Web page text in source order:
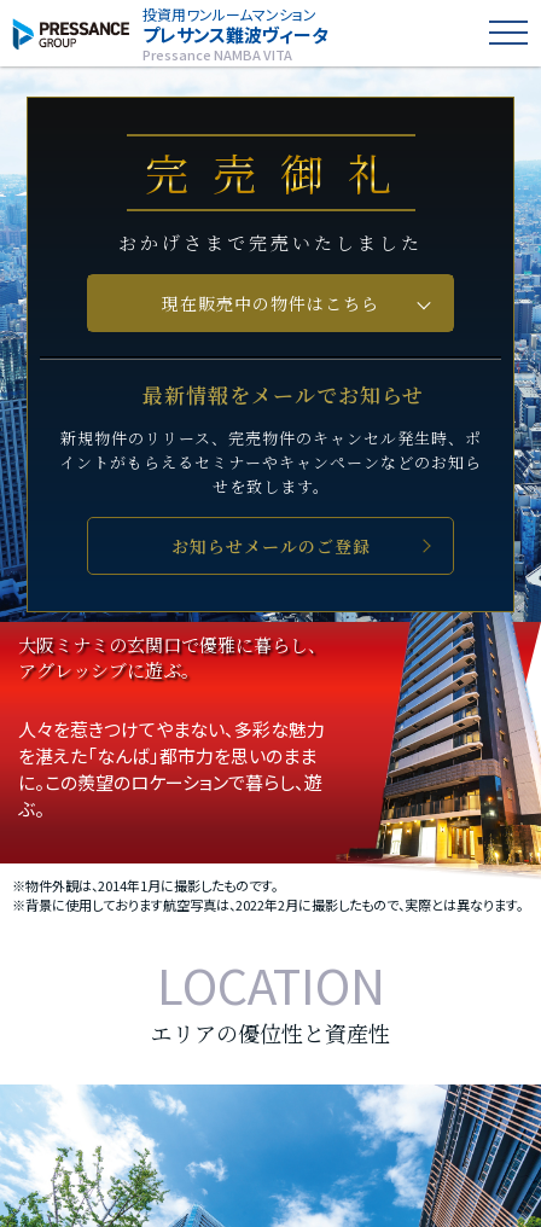
投資用ワンルームマンション
プレサンス難波ヴィータ
Pressance NAMBA VITA
完売御礼
おかげさまで完売いたしました
最新情報をメールでお知らせ
新規物件のリリース、完売物件のキャンセル発生時、 ポ
イントがもらえるセミナーやキャンペーンなどのお知ら
せを致します。
お知らせメールのご登録
現在販売中の物件はこちら
大阪ミナミの玄関口で優雅に暮らし、
アグレッシブに遊ぶ。
人々を惹きつけてやまない、多彩な魅力
を湛えた「なんば」都市力を思いのまま
に。この羨望のロケーションで暮らし、遊
ぶ。
※物件外観は、2014年1月に撮影したものです。
※背景に使用しております航空写真は、2022年2月に撮影したもので、実際とは異なります。
LOCATION
エリアの優位性と資産性